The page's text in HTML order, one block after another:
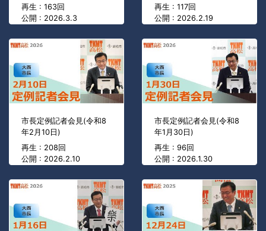
再生 : 163回
公開 : 2026.3.3
再生 : 117回
公開 : 2026.2.19
市長定例記者会見(令和8
年2月10日)
再生 : 208回
公開 : 2026.2.10
市長定例記者会見(令和8
年1月30日)
再生 : 96回
公開 : 2026.1.30